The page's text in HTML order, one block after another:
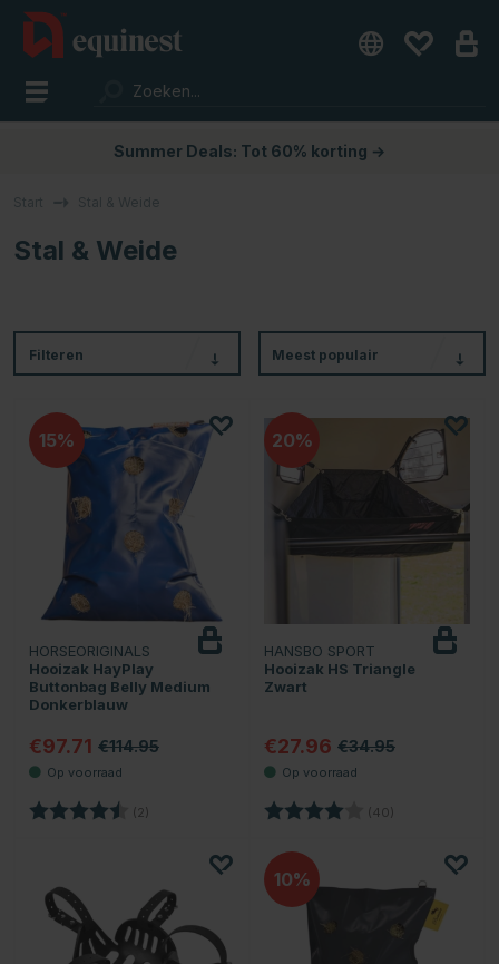
Summer Deals: Tot 60% korting →
Stal & Weide
Filteren Meest populair
15
HORSEORIGINALS
Hooizak HayPlay
Buttonbag Belly Medium
Donkerblauw
€97.71 €114.95
Beoordeling: (2)
20
HANSBO SPORT
Hooizak HS Triangle
Zwart
€27.96 €34.95
Beoordeling: (40)
10